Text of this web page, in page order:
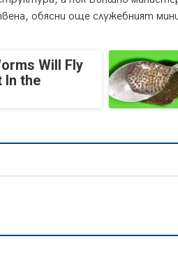
обясни още служебният
Will Fly
In the